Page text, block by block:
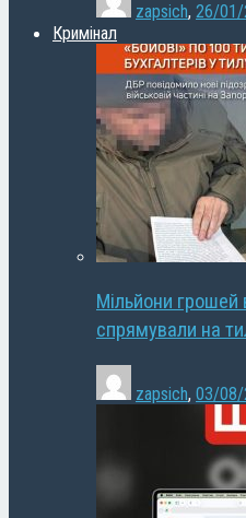
zapsich, 26/01/
Кримінал
Мільйони грошей
спрямували на
zapsich, 03/08/